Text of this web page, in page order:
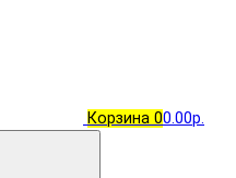
Корзина 00.00р.